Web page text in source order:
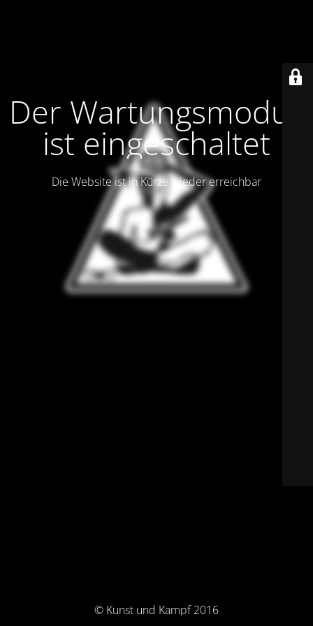
Der Wartungsmodus
ist eingeschaltet
Die Website ist in Kürze wieder erreichbar
© Kunst und Kampf 2016